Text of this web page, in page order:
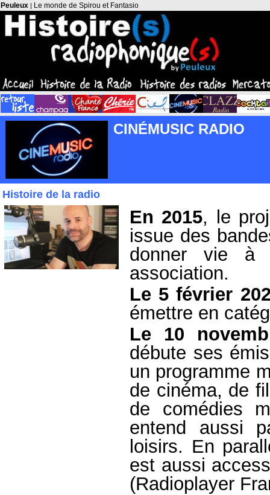
Peuleux | Le monde de Spirou et Fantasio
CINÉMUSIC RADIO
Histoire de la radio
En 2015, le
issue des
donner vie à
association.
Le 5 février
émettre en
Le 10
débute ses
un programme
de cinéma, de
de comédies
entend aussi
loisirs. En
est aussi
(Radioplayer